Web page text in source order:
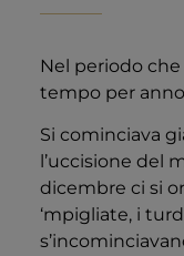
Nel periodo che
tempo per
Si cominciava
l’uccisione del
dicembre ci si
‘mpigliate, i